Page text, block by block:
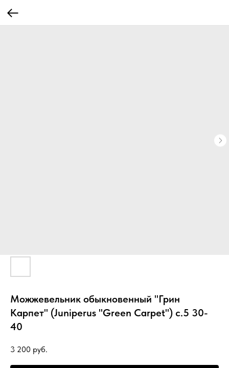
Можжевельник обыкновенный "Грин
Карпет" (Juniperus "Green Carpet") с.5 30-
40
3 200 руб.